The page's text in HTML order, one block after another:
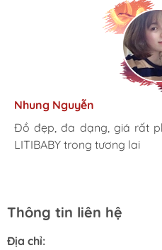
Tâm Vũ
Mình rất ưng khi đến
hàng phong phú, tha hồ
Nhung Nguyễn
Đồ đẹp, đa dạng, giá rất
LITIBABY trong tương lai
Ngọc Anh
Lần đầu mua hàng và trở
luôn. Tuyệt vời LITIBABY ơi
Nhà mình đã mua cho 3 con
giờ là 5 năm rồi, Sản phẩm
Thu Thủy
LiTibaby đồ đẹp và nhiều
size đại, bé nhà mình hơn
Thông tin liên hệ
Địa chỉ: